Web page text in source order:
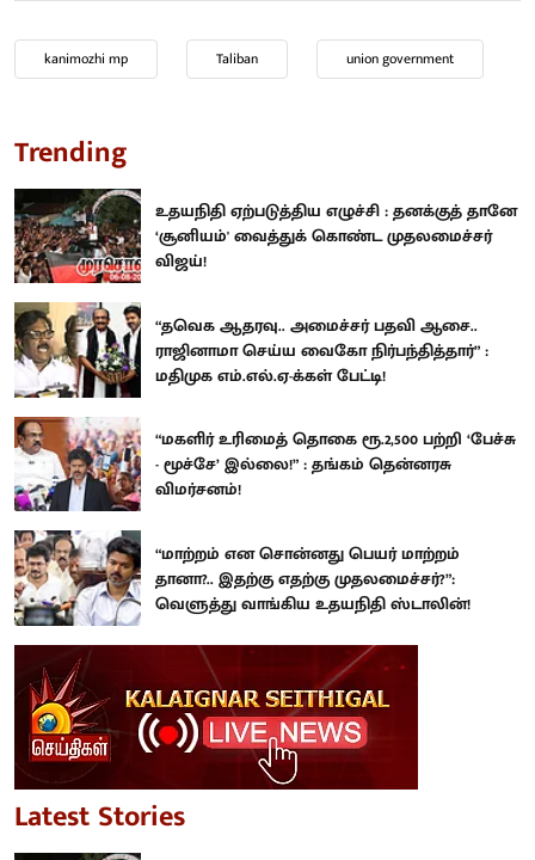
kanimozhi mp Taliban union government
Trending
உதயநிதி ஏற்படுத்திய எழுச்சி : தனக்குத் தானே
‘சூனியம்' வைத்துக் கொண்ட முதலமைச்சர்
விஜய்!
“தவெக ஆதரவு.. அமைச்சர் பதவி ஆசை..
ராஜினாமா செய்ய வைகோ நிர்பந்தித்தார்” :
மதிமுக எம்.எல்.ஏ-க்கள் பேட்டி!
“மகளிர் உரிமைத் தொகை ரூ.2,500 பற்றி ‘பேச்சு
- மூச்சே’ இல்லை!” : தங்கம் தென்னரசு
விமர்சனம்!
“மாற்றம் என சொன்னது பெயர் மாற்றம்
தானா?.. இதற்கு எதற்கு முதலமைச்சர்?”:
வெளுத்து வாங்கிய உதயநிதி ஸ்டாலின்!
Latest Stories